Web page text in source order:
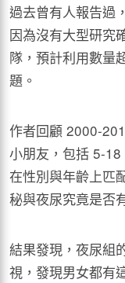
過去曾有人報告過
因為沒有大型研究
隊，預計利用數量
題。
作者回顧 2000-
小朋友，包括 5-
在性別與年齡上匹
秘與夜尿究竟是否
結果發現，夜尿組
視，發現男女都有